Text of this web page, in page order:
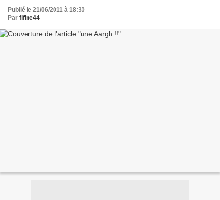
Publié le 21/06/2011 à 18:30
Par fifine44